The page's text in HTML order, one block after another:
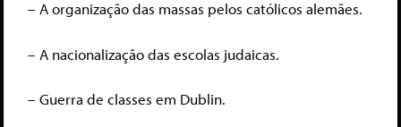
– A organização das massas pelos católicos alemães.
– A nacionalização das escolas judaicas.
– Guerra de classes em Dublin.